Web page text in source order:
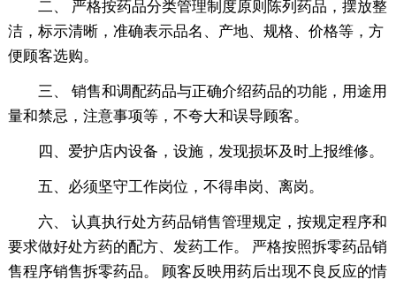
二、 严格按药品分类管理制度原则陈列药品，摆放整
洁，标示清晰，准确表示品名、产地、规格、价格等，方
便顾客选购。
三、 销售和调配药品与正确介绍药品的功能，用途用
量和禁忌，注意事项等，不夸大和误导顾客。
四、爱护店内设备，设施，发现损坏及时上报维修。
五、必须坚守工作岗位，不得串岗、离岗。
六、 认真执行处方药品销售管理规定，按规定程序和
要求做好处方药的配方、发药工作。 严格按照拆零药品销
售程序销售拆零药品。 顾客反映用药后出现不良反应的情